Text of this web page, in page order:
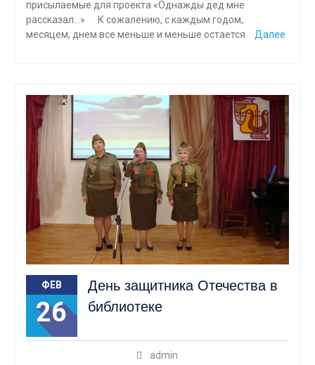
присылаемые для проекта «Однажды дед мне
рассказал…» К сожалению, с каждым годом,
месяцем, днем все мень­ше и меньше остается
Далее
ФЕВ
26
День защитника Отечества в
библиотеке
admin